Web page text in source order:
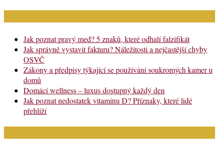
Jak poznat pravý med? 5 znaků, které odhalí falzifikát
Jak správně vystavit fakturu? Náležitosti a nejčastější chyby
OSVČ
Zákony a předpisy týkající se používání soukromých kamer u
domů
Domácí wellness – luxus dostupný každý den
Jak poznat nedostatek vitamínu D? Příznaky, které lidé
přehlíží